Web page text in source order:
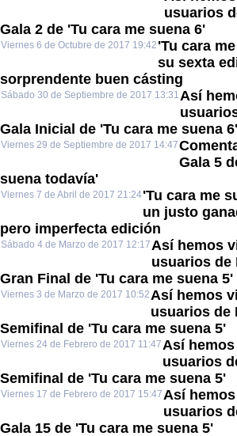
usuarios
Gala 2 de 'Tu cara me suena 6'
Viernes 6 de Octubre de 2017 19:42 'Tu cara
su sexta
sorprendente buen cásting
Sábado 30 de Septiembre de 2017 13:31Así
Gala Inicial de 'Tu cara me suena 6'
Viernes 29 de Septiembre de 2017 14:47
Gala 5
suena todavía'
Viernes 7 de Abril de 2017 21:24'Tu cara me
un justo
pero imperfecta edición
Sábado 4 de Marzo de 2017 12:17Así hemos
usuarios de
Gran Final de 'Tu cara me suena 5'
Viernes 3 de Marzo de 2017 10:52Así hemos
usuarios de
Semifinal de 'Tu cara me suena 5'
Viernes 24 de Febrero de 2017 11:47Así
usuarios
Semifinal de 'Tu cara me suena 5'
Viernes 17 de Febrero de 2017 15:47Así
usuarios
Gala 15 de 'Tu cara me suena 5'